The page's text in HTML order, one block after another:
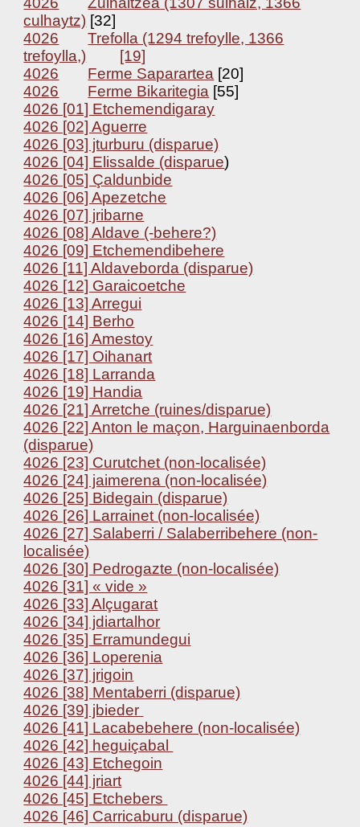
culhaytz) [32]
4026
Trefolla (1294 trefoylle, 1366
trefoylla,)
[19]
4026
Ferme Saparartea [20]
4026
Ferme Bikaritegia [55]
4026 [01] Etchemendigaray
4026 [02] Aguerre
4026 [03] jturburu (disparue)
4026 [04] Elissalde (disparue)
4026 [05] Çaldunbide
4026 [06] Apezetche
4026 [07] jribarne
4026 [08] Aldave (-behere?)
4026 [09] Etchemendibehere
4026 [11] Aldaveborda (disparue)
4026 [12] Garaicoetche
4026 [13] Arregui
4026 [14] Berho
4026 [16] Amestoy
4026 [17] Oihanart
4026 [18] Larranda
4026 [19] Handia
4026 [21] Arretche (ruines/disparue)
4026 [22] Anton le maçon, Harguinaenborda
(disparue)
4026 [23] Curutchet (non-localisée)
4026 [24] jaimerena (non-localisée)
4026 [25] Bidegain (disparue)
4026 [26] Larrainet (non-localisée)
4026 [27] Salaberri / Salaberribehere (non-
localisée)
4026 [30] Pedrogazte (non-localisée)
4026 [31] « vide »
4026 [33] Alçugarat
4026 [34] jdiartalhor
4026 [35] Erramundegui
4026 [36] Loperenia
4026 [37] jrigoin
4026 [38] Mentaberri (disparue)
4026 [39] jbieder
4026 [41] Lacabebehere (non-localisée)
4026 [42] heguiçabal
4026 [43] Etchegoin
4026 [44] jriart
4026 [45] Etchebers
4026 [46] Carricaburu (disparue)